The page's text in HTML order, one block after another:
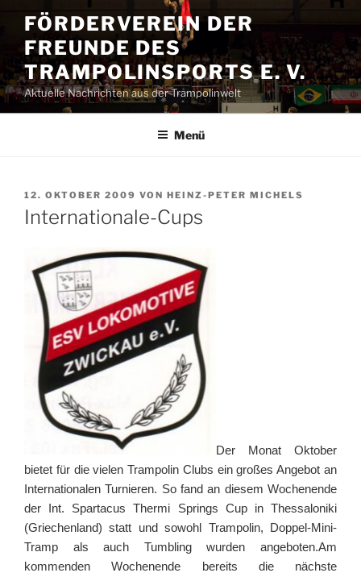
Inhalt
springen
FÖRDERVEREIN DER
FREUNDE DES
TRAMPOLINSPORTS E. V.
Aktuelle Nachrichten aus der Trampolinwelt
Menü
VERÖFFENTLICHT
AM
12. OKTOBER 2009 VON HEINZ-PETER MICHELS
Internationale-Cups
Der Monat Oktober
bietet für die vielen Trampolin Clubs ein großes Angebot an
Internationalen Turnieren. So fand an diesem Wochenende
der Int. Spartacus Thermi Springs Cup in Thessaloniki
(Griechenland) statt und sowohl Trampolin, Doppel-Mini-
Tramp als auch Tumbling wurden angeboten.Am
kommenden Wochenende bereits die nächste